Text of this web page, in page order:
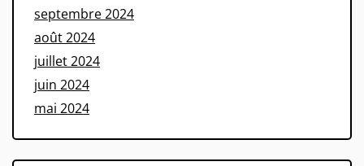
septembre 2024
août 2024
juillet 2024
juin 2024
mai 2024